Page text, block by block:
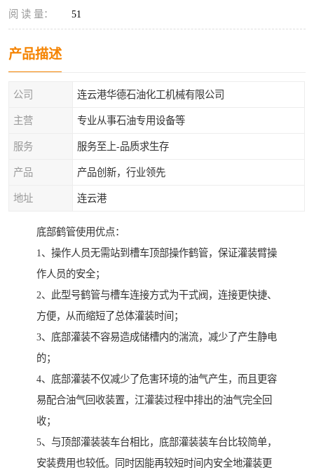
阅 读 量： 51
产品描述
公司 连云港华德石油化工机械有限公司
主营 专业从事石油专用设备等
服务 服务至上-品质求生存
产品 产品创新，行业领先
地址 连云港
底部鹤管使用优点：
1、操作人员无需站到槽车顶部操作鹤管，保证灌装臂操
作人员的安全；
2、此型号鹤管与槽车连接方式为干式阀，连接更快捷、
方便，从而缩短了总体灌装时间；
3、底部灌装不容易造成储槽内的湍流，减少了产生静电
的；
4、底部灌装不仅减少了危害环境的油气产生，而且更容
易配合油气回收装置，江灌装过程中排出的油气完全回
收；
5、与顶部灌装装车台相比，底部灌装装车台比较简单，
安装费用也较低。同时因能再较短时间内安全地灌装更